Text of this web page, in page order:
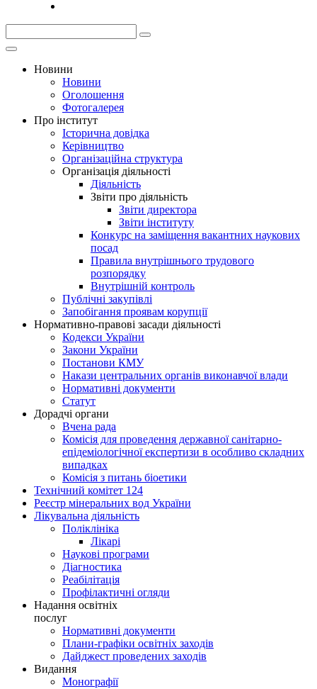
Новини
Новини
Оголошення
Фотогалерея
Про інститут
Історична довідка
Керівництво
Організаційна структура
Організація діяльності
Діяльність
Звіти про діяльність
Звіти директора
Звіти інституту
Конкурс на заміщення вакантних наукових
посад
Правила внутрішнього трудового
розпорядку
Внутрішній контроль
Публічні закупівлі
Запобігання проявам корупції
Нормативно-правові засади діяльності
Кодекси України
Закони України
Постанови КМУ
Накази центральних органів виконавчої влади
Нормативні документи
Статут
Дорадчі органи
Вчена рада
Комісія для проведення державної санітарно-
епідеміологічної експертизи в особливо складних
випадках
Комісія з питань біоетики
Технічний комітет 124
Реєстр мінеральних вод України
Лікувальна діяльність
Поліклініка
Лікарі
Наукові програми
Діагностика
Реабілітація
Профілактичні огляди
Надання освітніх
послуг
Нормативні документи
Плани-графіки освітніх заходів
Дайджест проведених заходів
Видання
Монографії